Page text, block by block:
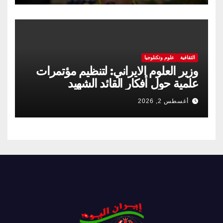
الثقافية علوم وتكنلوجيا
وزير العلوم الايراني: لتنظيم مؤتمرات
علمية حول أفكار القائد الشهيد
أغسطس 2, 2026